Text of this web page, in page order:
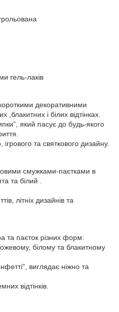
гель-лаків
декоративними
і білих відтінках.
який пасує до будь-якого
та святкового дизайну.
смужками-паєтками в
та білий .
літніх дизайнів та
та паєток різних форм:
білому та блакитному
виглядає ніжно та
відтінків.